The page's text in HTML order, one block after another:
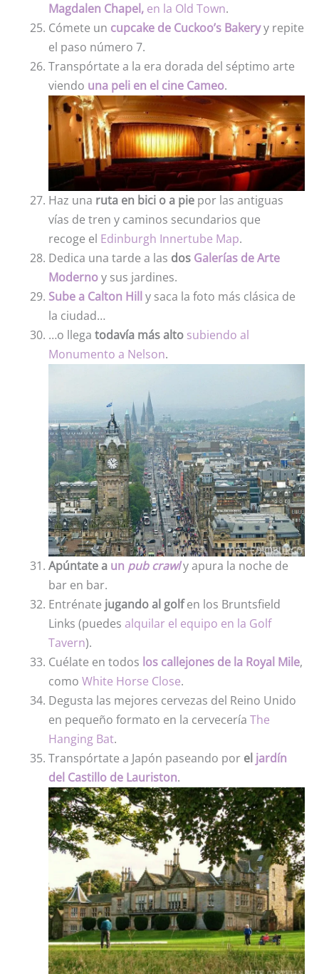
Magdalen Chapel, en la Old Town.
Cómete un cupcake de Cuckoo’s Bakeryy repite
el paso número 7.
Transpórtate a la era dorada del séptimo arte
viendo una peli en el cine Cameo.
Haz una ruta en bici o a pie por las antiguas
vías de tren y caminos secundarios que
recoge el Edinburgh Innertube Map.
Dedica una tarde a las dos Galerías de Arte
Modernoy sus jardines.
Sube a Calton Hill y saca la foto más clásica de
la ciudad…
…o llega todavía más alto subiendo al
Monumento a Nelson.
Apúntate a un pubcrawly apura la noche de
bar en bar.
Entrénate jugando al golfen los Bruntsfield
Links (puedes alquilar el equipo en la Golf
Tavern).
Cuélate en todos los callejones de la Royal Mile,
como White Horse Close.
Degusta las mejores cervezas del Reino Unido
en pequeño formato en la cervecería The
Hanging Bat.
Transpórtate a Japón paseando por el jardín
del Castillo de Lauriston.